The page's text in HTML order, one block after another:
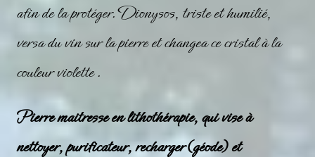
afin de la protéger. Dionysos, triste et humilié,
versa du vin sur la pierre et changea ce cristal à la
couleurviolette.
Pierre maitresse en lithothérapie, qui vise à
nettoyer, purificateur, recharger (géode) et